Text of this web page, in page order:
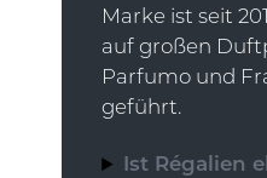
Marke ist seit
auf großen
Parfumo und
geführt.
Ist Régalien